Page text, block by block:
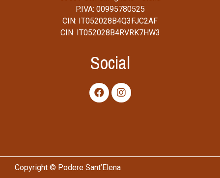
P.IVA: 00995780525
CIN: IT052028B4Q3FJC2AF
CIN: IT052028B4RVRK7HW3
Social
Copyright © Podere Sant’Elena